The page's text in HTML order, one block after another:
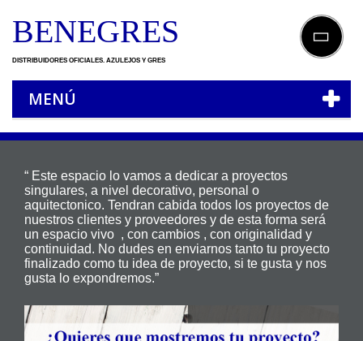
BENEGRES
DISTRIBUIDORES OFICIALES. AZULEJOS Y GRES
MENÚ
“ Este espacio lo vamos a dedicar a proyectos
singulares, a nivel decorativo, personal o
aquitectonico. Tendran cabida todos los proyectos de
nuestros clientes y proveedores y de esta forma será
un espacio vivo , con cambios , con originalidad y
continuidad. No dudes en enviarnos tanto tu proyecto
finalizado como tu idea de proyecto, si te gusta y nos
gusta lo expondremos.”